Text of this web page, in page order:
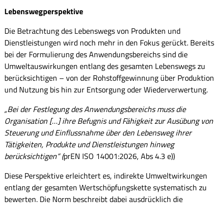
Lebenswegperspektive
Die Betrachtung des Lebenswegs von Produkten und
Dienstleistungen wird noch mehr in den Fokus gerückt. Bereits
bei der Formulierung des Anwendungsbereichs sind die
Umweltauswirkungen entlang des gesamten Lebenswegs zu
berücksichtigen – von der Rohstoffgewinnung über Produktion
und Nutzung bis hin zur Entsorgung oder Wiederverwertung.
„Bei der Festlegung des Anwendungsbereichs muss die
Organisation […] ihre Befugnis und Fähigkeit zur Ausübung von
Steuerung und Einflussnahme über den Lebensweg ihrer
Tätigkeiten, Produkte und Dienstleistungen hinweg
berücksichtigen“ (prEN ISO 14001:2026, Abs 4.3 e))
Diese Perspektive erleichtert es, indirekte Umweltwirkungen
entlang der gesamten Wertschöpfungskette systematisch zu
bewerten. Die Norm beschreibt dabei ausdrücklich die